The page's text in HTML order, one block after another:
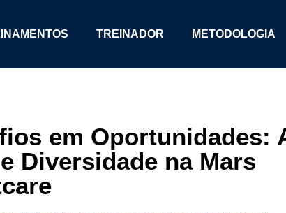
TREINADOR METODOLOGIA
em Oportunidades:
Diversidade na Mars